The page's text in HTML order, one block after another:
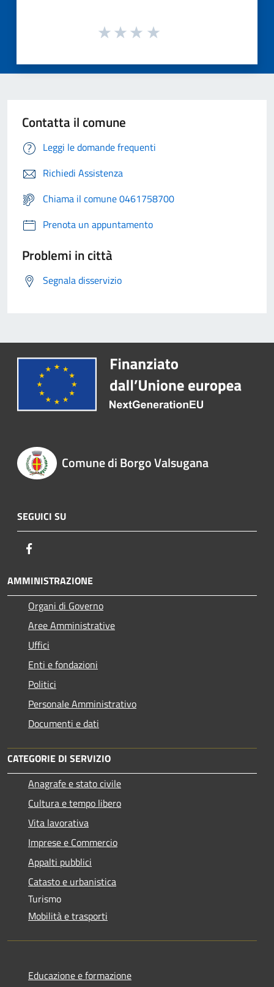
Contatta il comune
Leggi le domande frequenti
Richiedi Assistenza
Chiama il comune 0461758700
Prenota un appuntamento
Problemi in città
Segnala disservizio
Comune di Borgo Valsugana
SEGUICI SU
AMMINISTRAZIONE
Organi di Governo
Aree Amministrative
Uffici
Enti e fondazioni
Politici
Personale Amministrativo
Documenti e dati
CATEGORIE DI SERVIZIO
Anagrafe e stato civile
Cultura e tempo libero
Vita lavorativa
Imprese e Commercio
Appalti pubblici
Catasto e urbanistica
Turismo
Mobilità e trasporti
Educazione e formazione